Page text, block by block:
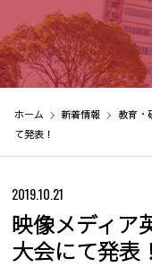
ホーム 新着情報 教育・
て発表！
2019.10.21
映像メディア
大会にて発表！